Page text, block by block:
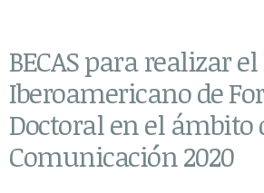
BECAS para realizar
Iberoamericano de
Doctoral en el ámbito
Comunicación 2020